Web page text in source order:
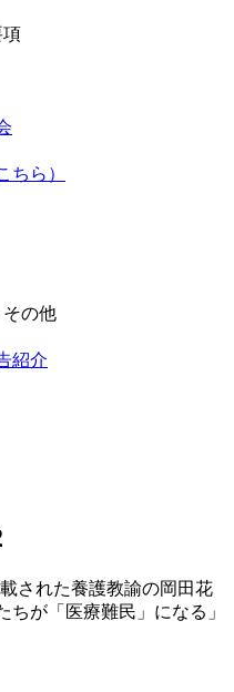
項
ちら）
その他
紹介
された養護教諭の岡田花
が「医療難民」になる」